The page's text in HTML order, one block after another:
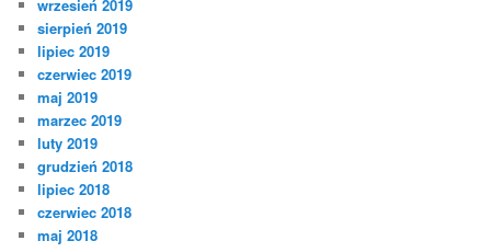
wrzesień 2019
sierpień 2019
lipiec 2019
czerwiec 2019
maj 2019
marzec 2019
luty 2019
grudzień 2018
lipiec 2018
czerwiec 2018
maj 2018